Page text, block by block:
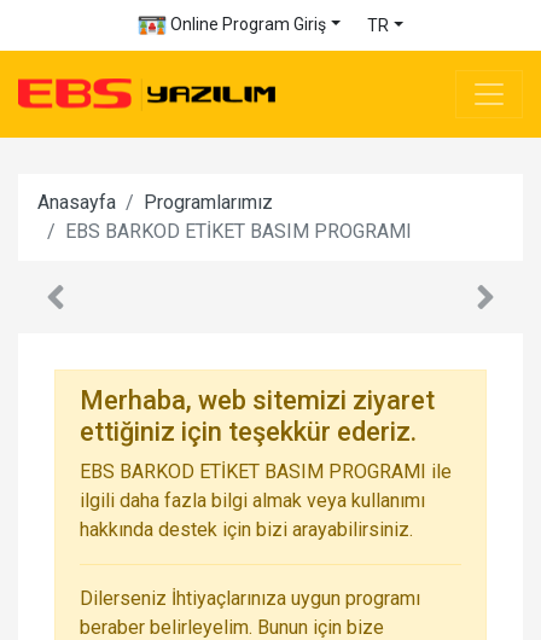
Online Program Giriş TR
Anasayfa
Programlarımız
EBS BARKOD ETİKET BASIM PROGRAMI
Merhaba, web sitemizi ziyaret
ettiğiniz için teşekkür ederiz.
EBS BARKOD ETİKET BASIM PROGRAMI ile
ilgili daha fazla bilgi almak veya kullanımı
hakkında destek için bizi arayabilirsiniz.
Dilerseniz İhtiyaçlarınıza uygun programı
beraber belirleyelim. Bunun için bize